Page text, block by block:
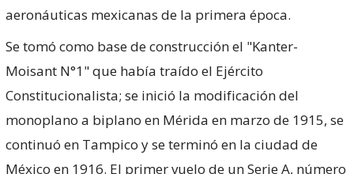
aeronáuticas mexicanas de la primera época.
Se tomó como base de construcción el "Kanter-
Moisant N°1" que había traído el Ejército
Constitucionalista; se inició la modificación del
monoplano a biplano en Mérida en marzo de 1915, se
continuó en Tampico y se terminó en la ciudad de
México en 1916. El primer vuelo de un Serie A, número